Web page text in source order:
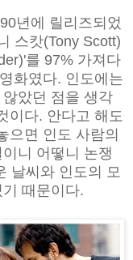
년에 릴리즈되었
스캇(Tony Scott)
를 97% 가져다
화였다. 인도에는
았던 점을 생각
이다. 안다고 해도
으면 인도 사람의
니 어떻니 논쟁
날씨와 인도의 모
때문이다.